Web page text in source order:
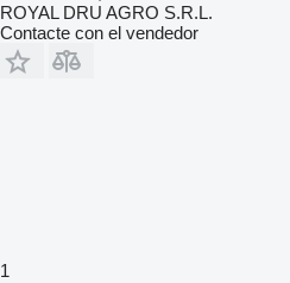
ROYAL DRU AGRO S.R.L.
Contacte con el vendedor
1